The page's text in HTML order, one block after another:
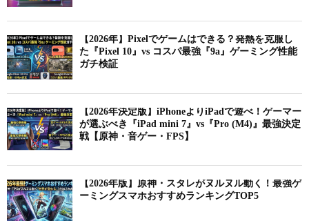
【2026年】Pixelでゲームはできる？発熱を克服し
た『Pixel 10』vs コスパ最強『9a』ゲーミング性能
ガチ検証
【2026年決定版】iPhoneよりiPadで遊べ！ゲーマー
が選ぶべき『iPad mini 7』vs『Pro (M4)』最強決定
戦【原神・音ゲー・FPS】
【2026年版】原神・スタレがヌルヌル動く！最強ゲ
ーミングスマホおすすめランキングTOP5